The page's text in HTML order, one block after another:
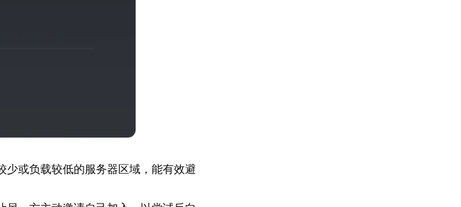
少或负载较低的服务器区域，能有效避